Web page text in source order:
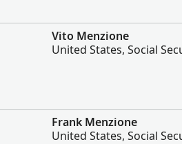
Vito Menzione
United States, Social
Frank Menzione
United States, Social